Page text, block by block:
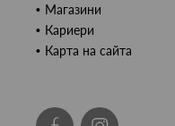
Магазини
Кариери
Карта на сайта